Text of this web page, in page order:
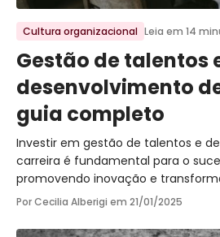
Ir para o post
Cultura organizacional Leia em 14
Gestão de talentos
desenvolvimento
guia completo
Investir em gestão de talentos e
carreira é fundamental para o
promovendo inovação e
trabalho.
Por Cecilia Alberigi em 21/01/2025